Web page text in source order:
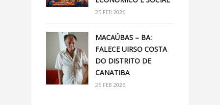
25 FEB 2026
MACAÚBAS – BA:
FALECE UIRSO COSTA
DO DISTRITO DE
CANATIBA
25 FEB 2026